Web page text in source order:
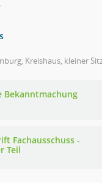
Kreishaus, kleiner
Bekanntmachung
Fachausschuss -
Teil